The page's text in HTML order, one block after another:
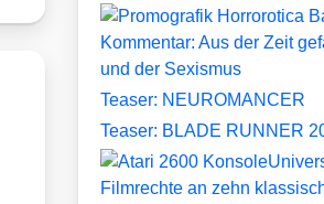
Kommentar: Aus der Zeit
und der Sexismus
Teaser: NEUROMANCER
Teaser: BLADE RUNNER
Filmrechte an zehn